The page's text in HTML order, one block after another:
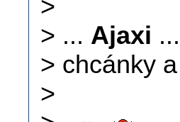
>
> ... Ajaxi
> chcánky
>